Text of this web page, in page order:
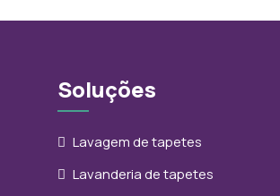
Soluções
Lavagem de tapetes
Lavanderia de tapetes